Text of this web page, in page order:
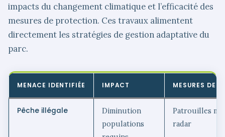
impacts du changement climatique et l’efficacité des
mesures de protection. Ces travaux alimentent
directement les stratégies de gestion adaptative du
parc.
MENACE IDENTIFIÉE IMPACT MESURES DE
Pêche illégale
Diminution
populations
Patrouilles
radar